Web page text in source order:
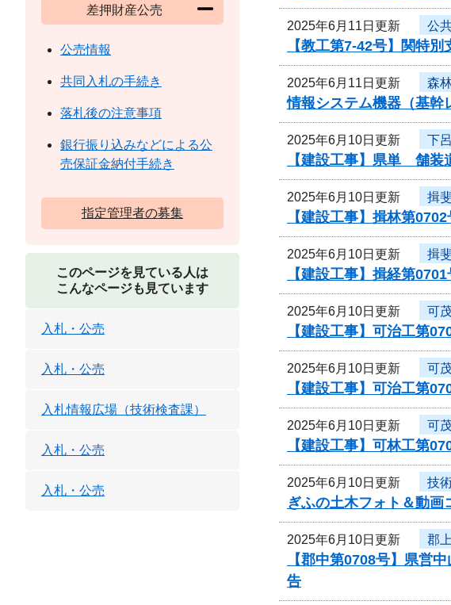
2025年6月11日更新 公
【教工第7-42号】関特
2025年6月11日更新 森
情報システム機器（基幹
2025年6月10日更新 下
【建設工事】県単 舗
2025年6月10日更新 揖
【建設工事】揖林第
2025年6月10日更新 揖
【建設工事】揖経第
2025年6月10日更新 可
【建設工事】可治工第
2025年6月10日更新 可
【建設工事】可治工第
2025年6月10日更新 可
【建設工事】可林工第
2025年6月10日更新 技
ぎふの土木フォト＆動
2025年6月10日更新 郡
【郡中第0708号】県営
告
差押財産公売
公売情報
共同入札の手続き
落札後の注意事項
銀行振り込みなどによる公
売保証金納付手続き
指定管理者の募集
このページを見ている人は
こんなページも見ています
入札・公売
入札・公売
入札情報広場（技術検査課）
入札・公売
入札・公売